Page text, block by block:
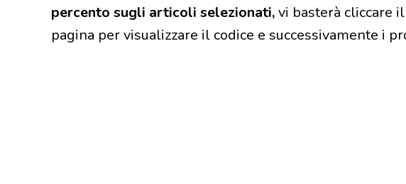
percento sugli articoli selezionati,vi basterà cliccare
pagina per visualizzare il codice e successivamente i